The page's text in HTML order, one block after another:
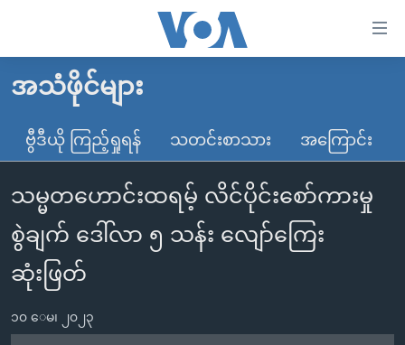
လွယ်ကူ
သည့်
များ
ပင်မ
အကြောင်းအရာ
ကျော်
ကြည့်
မူလစာမျက်နှာ
မြန်မာ
ကမ္ဘာ့သတင်းများ
နိုင်ငံတကာ
အမေရိကန်
တရုတ်
အစ္စရေး-ပါလက်စတိုင်း
ဗွီဒီယို
သတင်းလွတ်လပ်ခွင့်
ရပ်ဝန်းတခု လမ်းတခု အလွန်
အင်္ဂလိပ်စာလေ့လာမယ်
အမေရိကန်သုံးအီဒီယံ
အပတ်စဉ်ကဏ္ဍများ
အသံဖိုင်များ
ဗွီဒီယို ကြည့်ရှုရန် သတင်းစာသား အကြောင်း
သမ္မတဟောင်းထရမ့် လိင်ပိုင်းစော်ကားမှု
စွဲချက် ဒေါ်လာ ၅ သန်း လျော်ကြေး
ဆုံးဖြတ်
၁၀ ေမ၊ ၂၀၂၃